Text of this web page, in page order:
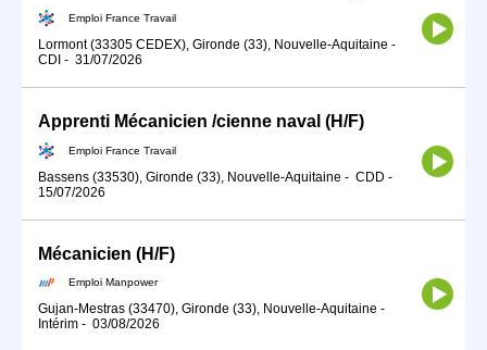
Emploi France Travail
Lormont (33305 CEDEX), Gironde (33), Nouvelle-Aquitaine -
CDI - 31/07/2026
Apprenti Mécanicien /cienne naval (H/F)
Emploi France Travail
Bassens (33530), Gironde (33), Nouvelle-Aquitaine - CDD -
15/07/2026
Mécanicien (H/F)
Emploi Manpower
Gujan-Mestras (33470), Gironde (33), Nouvelle-Aquitaine -
Intérim - 03/08/2026